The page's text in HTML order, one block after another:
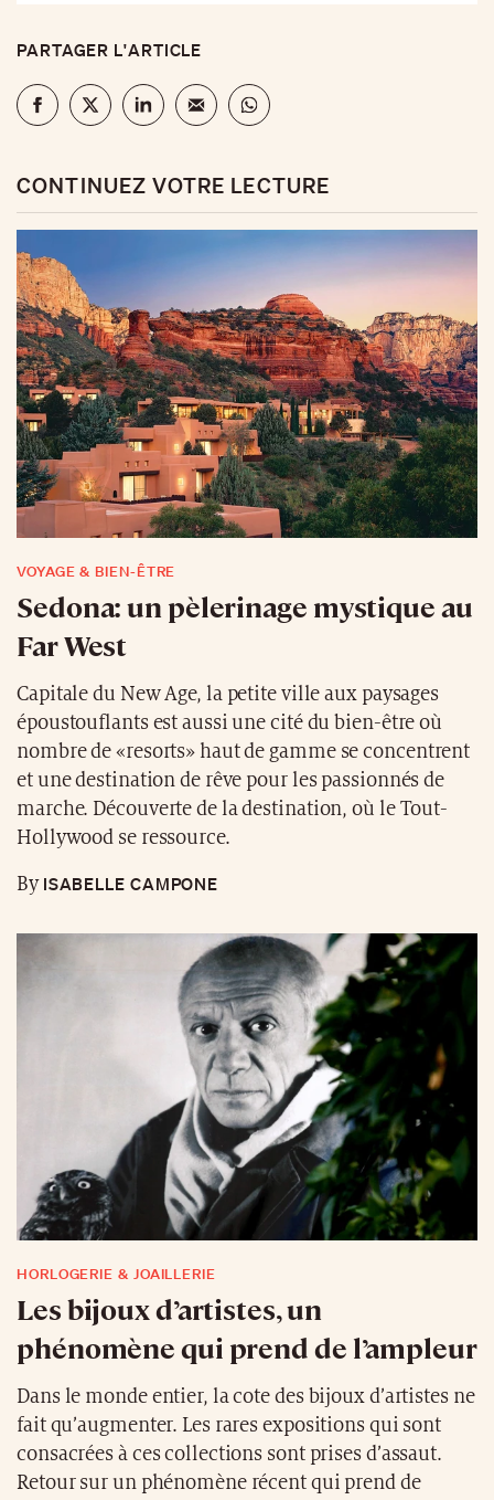
PARTAGER L'ARTICLE
CONTINUEZ VOTRE LECTURE
VOYAGE & BIEN-ÊTRE
Sedona: un pèlerinage mystique au
Far West
Capitale du New Age, la petite ville aux paysages
époustouflants est aussi une cité du bien-être où
nombre de «resorts» haut de gamme se concentrent
et une destination de rêve pour les passionnés de
marche. Découverte de la destination, où le Tout-
Hollywood se ressource.
ByISABELLE CAMPONE
HORLOGERIE & JOAILLERIE
Les bijoux d’artistes, un
phénomène qui prend de l’ampleur
Dans le monde entier, la cote des bijoux d’artistes ne
fait qu’augmenter. Les rares expositions qui sont
consacrées à ces collections sont prises d’assaut.
Retour sur un phénomène récent qui prend de